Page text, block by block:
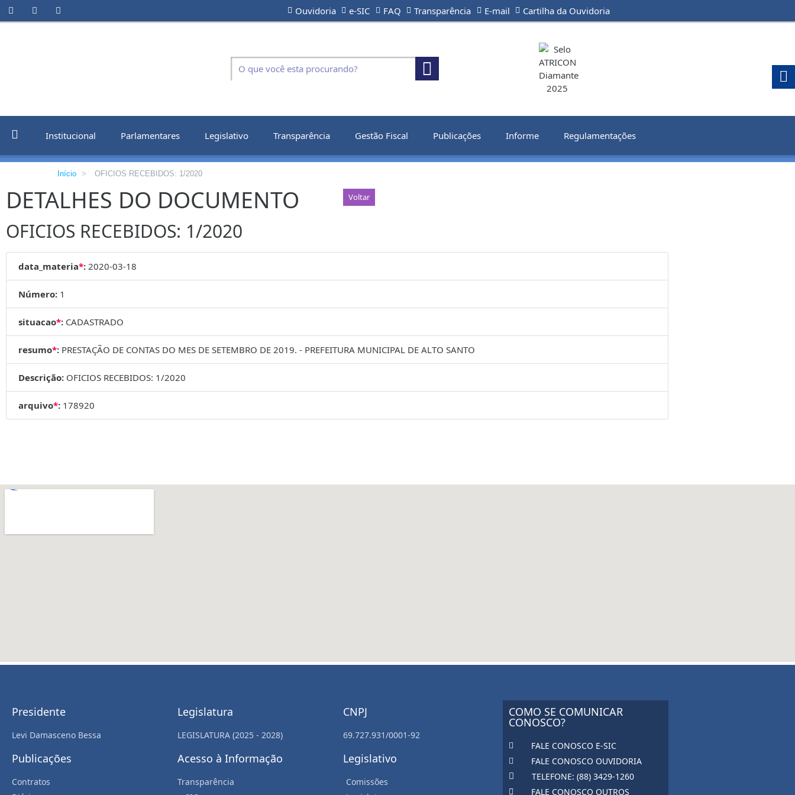
Ouvidoria e-SIC FAQ Transparência E-mail Cartilha da Ouvidoria
Institucional Parlamentares Legislativo Transparência Gestão Fiscal Publicações Informe Regulamentações
Início > OFICIOS RECEBIDOS: 1/2020
DETALHES DO DOCUMENTO Voltar
OFICIOS RECEBIDOS: 1/2020
data_materia*: 2020-03-18
Número: 1
situacao*: CADASTRADO
resumo*: PRESTAÇÃO DE CONTAS DO MES DE SETEMBRO DE 2019. - PREFEITURA MUNICIPAL DE ALTO SANTO
Descrição: OFICIOS RECEBIDOS: 1/2020
arquivo*: 178920
Presidente
Levi Damasceno Bessa
Publicações
Contratos
Legislatura
LEGISLATURA (2025 - 2028)
Acesso à Informação
Transparência
CNPJ
69.727.931/0001-92
Legislativo
Comissões
COMO SE COMUNICAR
CONOSCO?
FALE CONOSCO E-SIC
FALE CONOSCO OUVIDORIA
TELEFONE: (88) 3429-1260
FALE CONOSCO OUTROS